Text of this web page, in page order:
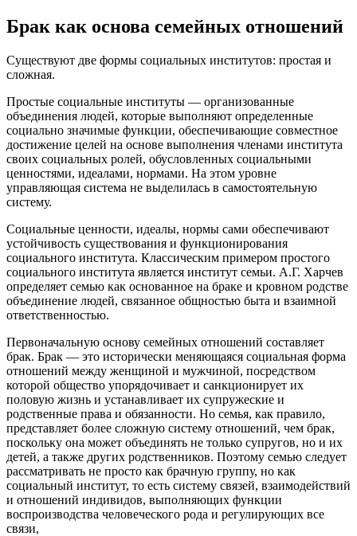
Брак как основа семейных отношений
Существуют две формы социальных институтов: простая и
сложная.
Простые социальные институты — организованные
объединения людей, которые выполняют определенные
социально значимые функции, обеспечивающие совместное
достижение целей на основе выполнения членами института
своих социальных ролей, обусловленных социальными
ценностями, идеалами, нормами. На этом уровне
управляющая система не выделилась в самостоятельную
систему.
Социальные ценности, идеалы, нормы сами обеспечивают
устойчивость существования и функционирования
социального института. Классическим примером простого
социального института является институт семьи. А.Г. Харчев
определяет семью как основанное на браке и кровном родстве
объединение людей, связанное общностью быта и взаимной
ответственностью.
Первоначальную основу семейных отношений составляет
брак. Брак — это исторически меняющаяся социальная форма
отношений между женщиной и мужчиной, посредством
которой общество упорядочивает и санкционирует их
половую жизнь и устанавливает их супружеские и
родственные права и обязанности. Но семья, как правило,
представляет более сложную систему отношений, чем брак,
поскольку она может объединять не только супругов, но и их
детей, а также других родственников. Поэтому семью следует
рассматривать не просто как брачную группу, но как
социальный институт, то есть систему связей, взаимодействий
и отношений индивидов, выполняющих функции
воспроизводства человеческого рода и регулирующих все
связи,